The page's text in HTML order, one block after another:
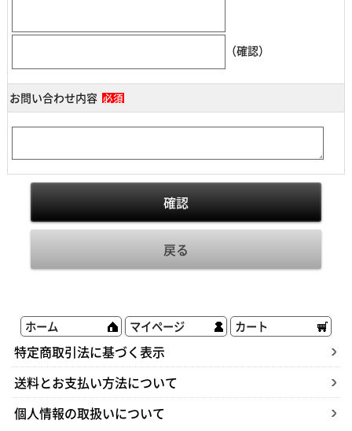
（確認）
お問い合わせ内容 必須
ホーム マイページ カート
特定商取引法に基づく表示
送料とお支払い方法について
個人情報の取扱いについて